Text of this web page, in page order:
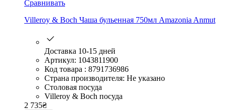
Сравнивать
Villeroy & Boch Чаша бульенная 750мл Amazonia Anmut
Доставка 10-15 дней
Артикул: 1043811900
Код товара : 8791736986
Страна производителя: Не указано
Столовая посуда
Villeroy & Boch посуда
2 735₴